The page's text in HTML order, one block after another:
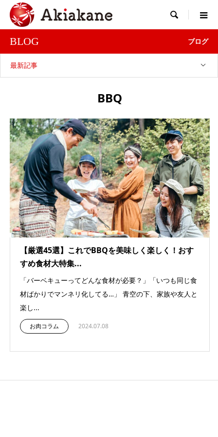

BLOG ブログ
最新記事
BBQ
【厳選45選】これでBBQを美味しく楽しく！おす
すめ食材大特集...
「バーベキューってどんな食材が必要？」「いつも同じ食
材ばかりでマンネリ化してる…」 青空の下、家族や友人と
楽し...
お肉コラム 2024.07.08